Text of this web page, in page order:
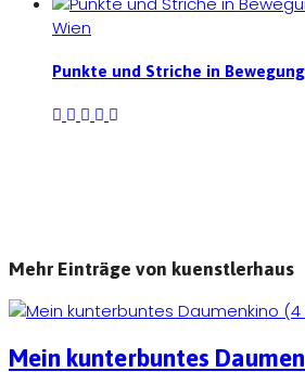
Wien
Punkte und Striche in Bewegung
Mehr Einträge von kuenstlerhaus
Mein kunterbuntes